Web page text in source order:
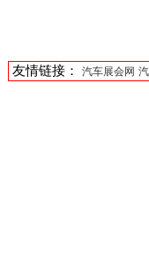
友情链接： 汽车展会网